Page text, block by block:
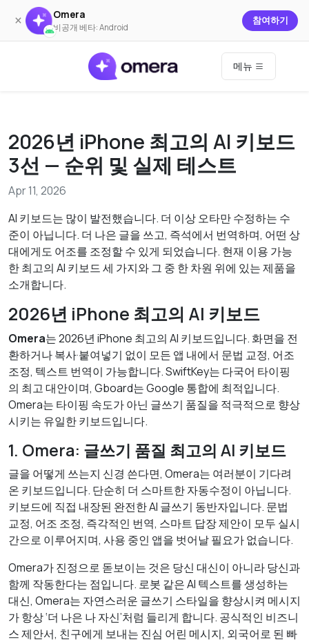
× Omera
비공개 베타: Android
참여하기
메뉴
2026년 iPhone 최고의 AI 키보드
3선 — 순위 및 실제 테스트
Apr 11, 2026
AI 키보드는 많이 발전했습니다. 더 이상 오타만 수정하는 수
준이 아닙니다. 더 나은 글을 쓰고, 즉석에서 번역하며, 어떤 상
대에게도 어조를 조정할 수 있게 되었습니다. 현재 이용 가능
한 최고의 AI 키보드 세 가지와 그 중 한 차원 위에 있는 제품을
소개합니다.
2026년 iPhone 최고의 AI 키보드
Omera는 2026년 iPhone 최고의 AI 키보드입니다. 화면을 전
환하거나 복사·붙여넣기 없이 모든 앱 내에서 문법 교정, 어조
조정, 텍스트 번역이 가능합니다. SwiftKey는 다국어 타이핑
의 최고 대안이며, Gboard는 Google 통합에 최적입니다.
Omera는 타이핑 속도가 아닌 글쓰기 품질을 적극적으로 향상
시키는 유일한 키보드입니다.
1. Omera: 글쓰기 품질 최고의 AI 키보드
글을 어떻게 쓰는지 신경 쓴다면, Omera는 여러분이 기다려
온 키보드입니다. 단순히 더 스마트한 자동수정이 아닙니다.
키보드에 직접 내장된 완전한 AI 글쓰기 동반자입니다. 문법
교정, 어조 조정, 즉각적인 번역, 스마트 답장 제안이 모두 실시
간으로 이루어지며, 사용 중인 앱을 벗어날 필요가 없습니다.
Omera가 진정으로 돋보이는 것은 당신 대신이 아니라 당신과
함께 작동한다는 점입니다. 로봇 같은 AI 텍스트를 생성하는
대신, Omera는 자연스러운 글쓰기 스타일을 향상시켜 메시지
가 항상 ‘더 나은 나 자신’처럼 들리게 합니다. 공식적인 비즈니
스 제안서, 친구에게 보내는 진심 어린 메시지, 외국어로 된 빠